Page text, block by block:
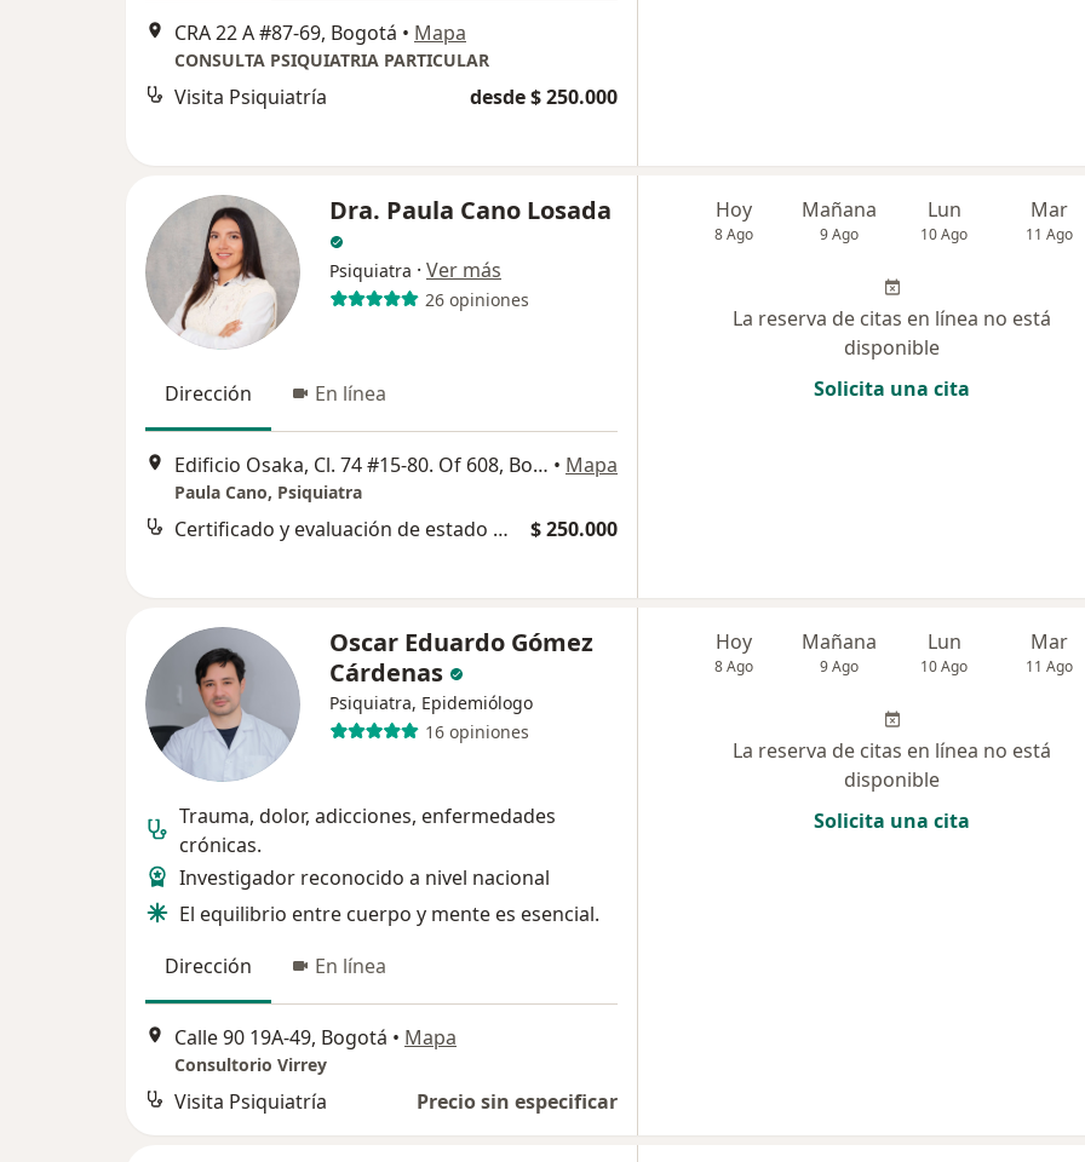
CRA 22 A #87-69, Bogotá • Mapa
CONSULTA PSIQUIATRIA PARTICULAR
Visita Psiquiatría desde $ 250.000
Dra. Paula Cano Losada
Psiquiatra · Ver más
26 opiniones
Dirección En línea
Edificio Osaka, Cl. 74 #15-80. Of 608, Bogotá • Mapa
Paula Cano, Psiquiatra
Certificado y evaluación de estado mental $ 250.000
Hoy
8 Ago
Mañana
9 Ago
Lun
10 Ago
Mar
11 Ago
La reserva de citas en línea no está
disponible
Solicita una cita
Oscar Eduardo Gómez
Cárdenas
Psiquiatra, Epidemiólogo
16 opiniones
Trauma, dolor, adicciones, enfermedades
crónicas.
Investigador reconocido a nivel nacional
El equilibrio entre cuerpo y mente es esencial.
Dirección
En línea
Calle 90 19A-49, Bogotá • Mapa
Consultorio Virrey
Visita Psiquiatría Precio sin especificar
Hoy
8 Ago
Mañana
9 Ago
Lun
10 Ago
Mar
11 Ago
La reserva de citas en línea no está
disponible
Solicita una cita